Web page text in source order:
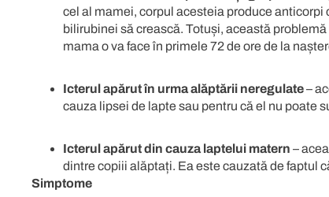
cel al mamei, corpul acesteia produce
bilirubinei să crească. Totuși, această
mama o va face în primele 72 de ore de la
Icterul apărut în urma alăptării neregulate–
cauza lipsei de lapte sau pentru că el nu poate
Icterul apărut din cauza laptelui matern–
dintre copiii alăptați. Ea este cauzată de faptul
Simptome